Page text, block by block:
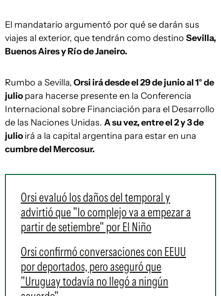
El mandatario argumentó por qué se darán sus
viajes al exterior, que tendrán como destino Sevilla,
Buenos Aires y Río de Janeiro.
Rumbo a Sevilla,Orsi irá desde el 29 de junio al 1° de
juliopara hacerse presente en la Conferencia
Internacional sobre Financiación para el Desarrollo
de las Naciones Unidas. A su vez, entre el 2 y 3 de
julioirá a la capital argentina para estar en una
cumbre del Mercosur.
Orsi evaluó los daños del temporal y
advirtió que "lo complejo va a empezar a
partir de setiembre" por El Niño
Orsi confirmó conversaciones con EEUU
por deportados, pero aseguró que
"Uruguay todavía no llegó a ningún